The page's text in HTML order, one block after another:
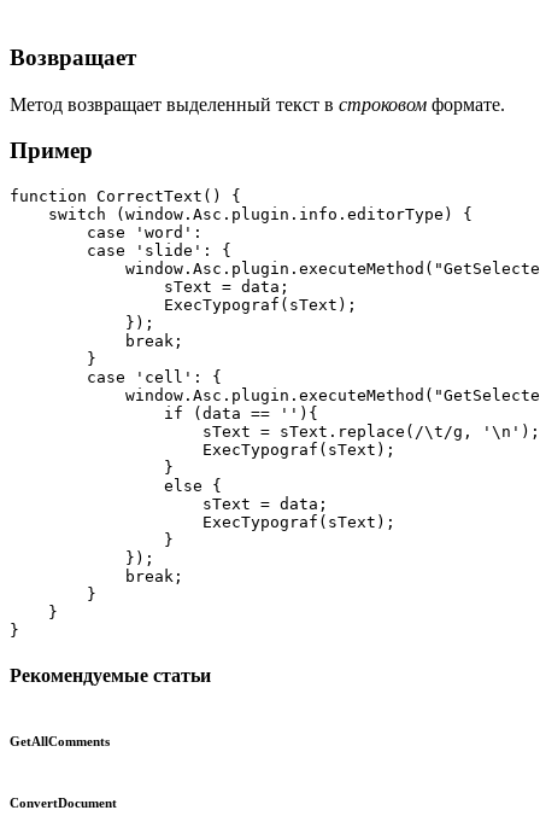
Возвращает
Метод возвращает выделенный текст в строковом формате.
Пример
function CorrectText() {
    switch (window.Asc.plugin.info.editorType) {
        case 'word':
        case 'slide': {
                sText = data;
                ExecTypograf(sText);
            });
            break;
        }
        case 'cell': {
                if (data == ''){
                    sText = sText.replace(/\t/g, '\n');
                    ExecTypograf(sText);
                }
                else {
                    sText = data;
                    ExecTypograf(sText);
                }
            });
            break;
        }
    }
}
Рекомендуемые статьи
GetAllComments
ConvertDocument